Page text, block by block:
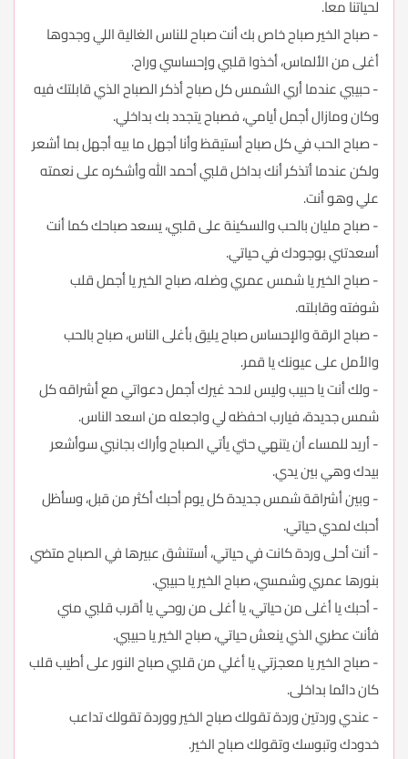
لحياتنا معا.
- صباح الخير صباح خاص بك أنت صباح للناس الغالية اللي وجدوها
أغلى من الألماس، أخذوا قلبي وإحساسي وراح.
- حبيبي عندما أري الشمس كل صباح أذكر الصباح الذي قابلتك فيه
وكان ومازال أجمل أيامي، فصباح يتجدد بك بداخلي.
- صباح الحب في كل صباح أستيقظ وأنا أجهل ما بيه أجهل بما أشعر
ولكن عندما أتذكر أنك بداخل قلبي أحمد الله وأشكره على نعمته
علي وهو أنت.
- صباح مليان بالحب والسكينة على قلبي، يسعد صباحك كما أنت
أسعدتني بوجودك في حياتي.
- صباح الخير يا شمس عمري وضله، صباح الخير يا أجمل قلب
شوفته وقابلته.
- صباح الرقة والإحساس صباح يليق بأغلى الناس، صباح بالحب
والأمل على عيونك يا قمر.
- ولك أنت يا حبيب وليس لاحد غيرك أجمل دعواتي مع أشراقه كل
شمس جديدة، فيارب احفظه لي واجعله من اسعد الناس.
- أريد للمساء أن يتنهي حتي يأتي الصباح وأراك بجانبي سوأشعر
بيدك وهي بين يدي.
- وبين أشراقة شمس جديدة كل يوم أحبك أكثر من قبل، وسأظل
أحبك لمدي حياتي.
- أنت أحلى وردة كانت في حياتي، أستنشق عبيرها في الصباح متضي
بنورها عمري وشمسي، صباح الخير يا حبيبي.
- أحبك يا أغلى من حياتي، يا أغلى من روحي يا أقرب قلبي مني
فأنت عطري الذي ينعش حياتي، صباح الخير يا حبيبي.
- صباح الخير يا معجزتي يا أغلي من قلبي صباح النور على أطيب قلب
كان دائما بداخلى.
- عندي وردتين وردة تقولك صباح الخير ووردة تقولك تداعب
خدودك وتبوسك وتقولك صباح الخير.